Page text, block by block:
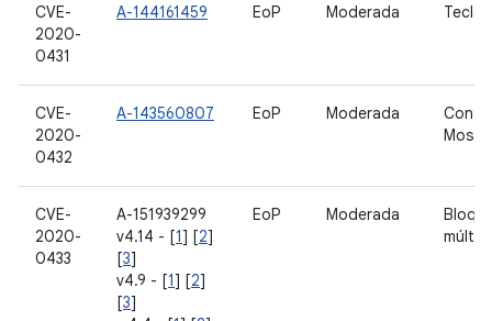
CVE-
2020-
0431
A-144161459 EoP Moderada
CVE-
2020-
0432
A-143560807 EoP Moderada
CVE-
2020-
0433
A-151939299
v4.14 - [1] [2]
[3]
v4.9 - [1] [2]
[3]
EoP Moderada